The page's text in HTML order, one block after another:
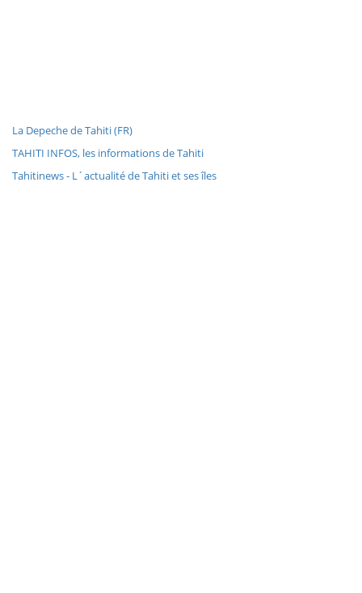
La Depeche de Tahiti (FR)
TAHITI INFOS, les informations de Tahiti
Tahitinews - L´actualité de Tahiti et ses îles